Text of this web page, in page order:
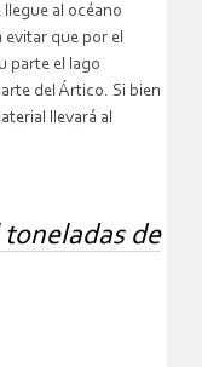
al océano
que por el
parte el lago
del Ártico. Si bien
llevará al
de